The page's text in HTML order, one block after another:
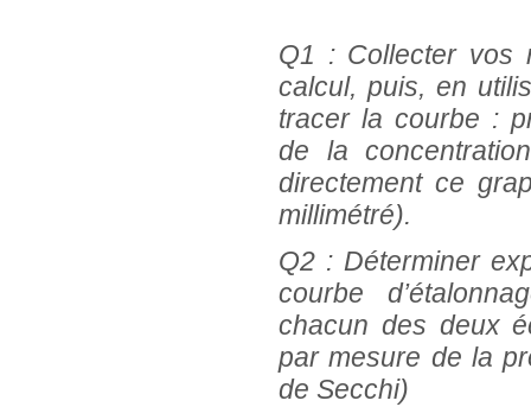
Q1 : Collecter vos
calcul, puis, en
tracer la courbe :
de la
directement ce
millimétré).
Q2 : Déterminer
courbe
chacun des deux
par mesure de la
de Secchi)